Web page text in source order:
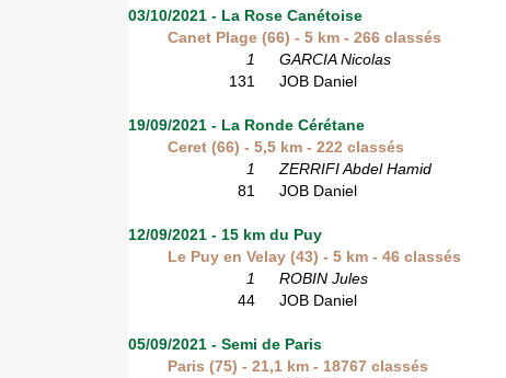
03/10/2021 - La Rose Canétoise
Canet Plage (66) - 5 km - 266 classés
1
GARCIA Nicolas
131
JOB Daniel
19/09/2021 - La Ronde Cérétane
Ceret (66) - 5,5 km - 222 classés
1
ZERRIFI Abdel Hamid
81
JOB Daniel
12/09/2021 - 15 km du Puy
Le Puy en Velay (43) - 5 km - 46 classés
1
ROBIN Jules
44
JOB Daniel
05/09/2021 - Semi de Paris
Paris (75) - 21,1 km - 18767 classés